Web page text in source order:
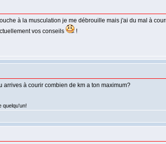
à la musculation je me débrouille mais j'ai du mal à
vos conseils
!
arrives à courir combien de km a ton maximum?
quelqu'un!